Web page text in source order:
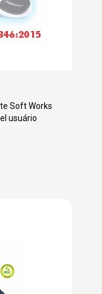
Soft Works
usuário